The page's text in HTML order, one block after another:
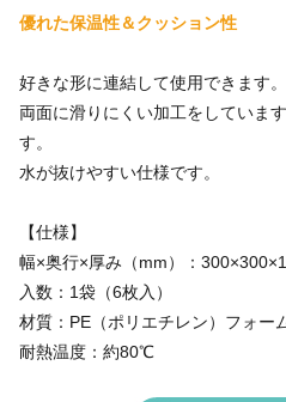
優れた保温性＆クッション性
好きな形に連結して使用できます。
両面に滑りにくい加工をしていま
す。
水が抜けやすい仕様です。
【仕様】
幅×奥行×厚み（mm）：
入数：1袋（6枚入）
材質：PE（ポリエチレン）フォー
耐熱温度：約80℃